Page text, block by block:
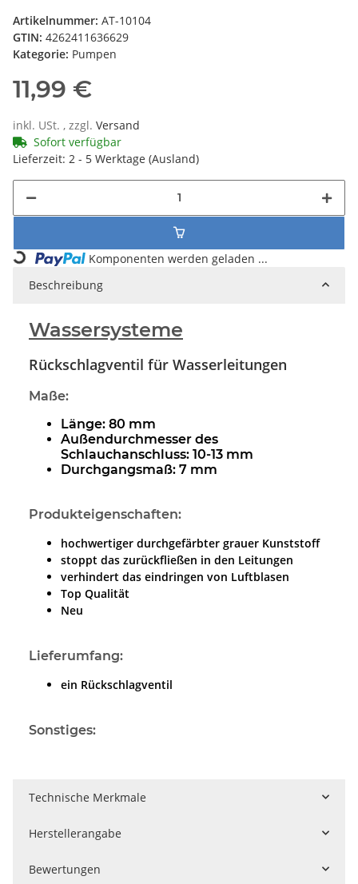
Artikelnummer: AT-10104
GTIN: 4262411636629
Kategorie: Pumpen
11,99 €
inkl. USt. , zzgl. Versand
Sofort verfügbar
Lieferzeit: 2 - 5 Werktage (Ausland)
Loading...
Komponenten werden geladen ...
Beschreibung
Wassersysteme
Rückschlagventil für Wasserleitungen
Maße:
Länge: 80 mm
Außendurchmesser des
Schlauchanschluss: 10-13 mm
Durchgangsmaß: 7 mm
Produkteigenschaften:
hochwertiger durchgefärbter grauer Kunststoff
stoppt das zurückfließen in den Leitungen
verhindert das eindringen von Luftblasen
Top Qualität
Neu
Lieferumfang:
ein Rückschlagventil
Sonstiges:
Technische Merkmale
Herstellerangabe
Bewertungen